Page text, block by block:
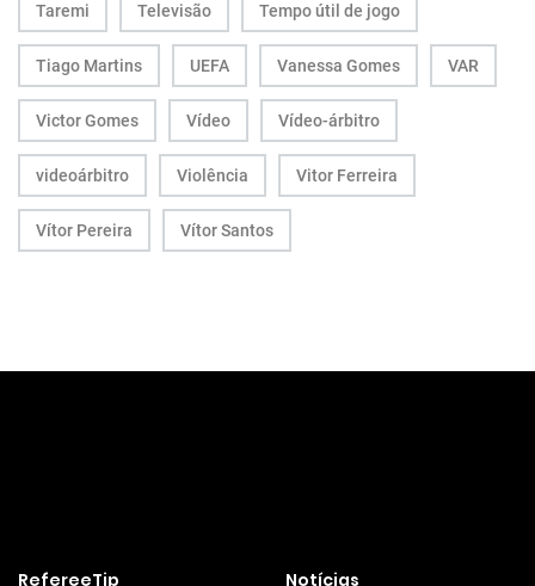
Taremi Televisão Tempo útil de jogo
Tiago Martins UEFA Vanessa Gomes VAR
Victor Gomes Vídeo Vídeo-árbitro
videoárbitro Violência Vitor Ferreira
Vítor Pereira Vítor Santos
RefereeTip Notícias